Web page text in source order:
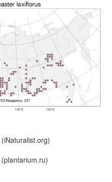
(iNaturalist.org)
(plantarium.ru)